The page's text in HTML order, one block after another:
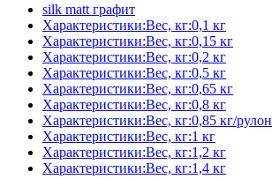
silk matt графит
Характеристики:Вес, кг:0,1 кг
Характеристики:Вес, кг:0,15 кг
Характеристики:Вес, кг:0,2 кг
Характеристики:Вес, кг:0,5 кг
Характеристики:Вес, кг:0,65 кг
Характеристики:Вес, кг:0,8 кг
Характеристики:Вес, кг:0,85 кг/рулон
Характеристики:Вес, кг:1 кг
Характеристики:Вес, кг:1,2 кг
Характеристики:Вес, кг:1,4 кг